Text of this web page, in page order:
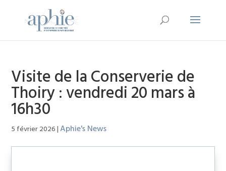
Visite de la Conserverie de
Thoiry : vendredi 20 mars à
16h30
5 février 2026|Aphie's News